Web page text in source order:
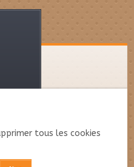
tous les cookies